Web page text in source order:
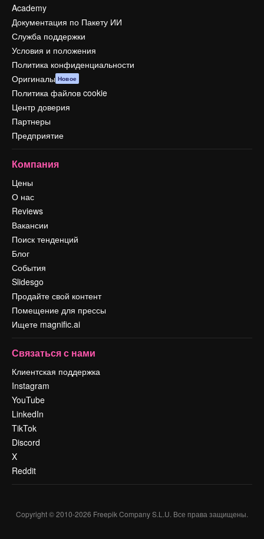
Academy
Документация по Пакету ИИ
Служба поддержки
Условия и положения
Политика конфиденциальности
Оригиналы Новое
Политика файлов cookie
Центр доверия
Партнеры
Предприятие
Компания
Цены
О нас
Reviews
Вакансии
Поиск тенденций
Блог
События
Slidesgo
Продайте свой контент
Помещение для прессы
Ищете magnific.ai
Связаться с нами
Клиентская поддержка
Instagram
YouTube
LinkedIn
TikTok
Discord
X
Reddit
Copyright © 2010-2026 Freepik Company S.L.U. Все права защищены.